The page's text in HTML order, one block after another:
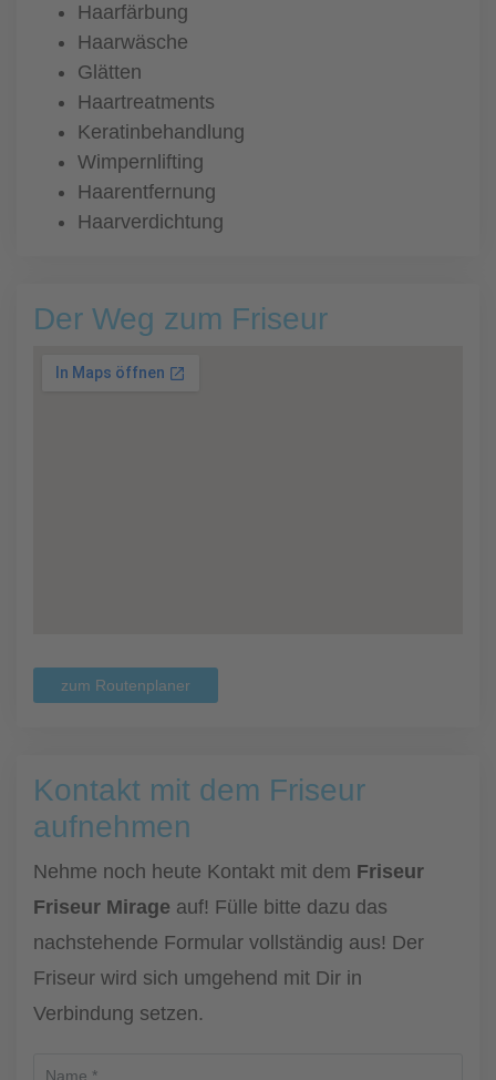
Haarfärbung
Haarwäsche
Glätten
Haartreatments
Keratinbehandlung
Wimpernlifting
Haarentfernung
Haarverdichtung
Der Weg zum Friseur
zum Routenplaner
Kontakt mit dem Friseur
aufnehmen
Nehme noch heute Kontakt mit dem Friseur
Friseur Mirage auf! Fülle bitte dazu das
nachstehende Formular vollständig aus! Der
Friseur wird sich umgehend mit Dir in
Verbindung setzen.